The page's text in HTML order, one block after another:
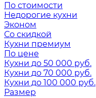
По стоимости
Недорогие кухни
Эконом
Со скидкой
Кухни премиум
По цене
Кухни до 50 000 руб.
Кухни до 70 000 руб.
Кухни до 100 000 руб.
Размер